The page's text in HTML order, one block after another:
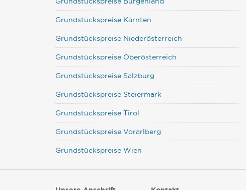
Grundstückspreise Kärnten
Grundstückspreise Niederösterreich
Grundstückspreise Oberösterreich
Grundstückspreise Salzburg
Grundstückspreise Steiermark
Grundstückspreise Tirol
Grundstückspreise Vorarlberg
Grundstückspreise Wien